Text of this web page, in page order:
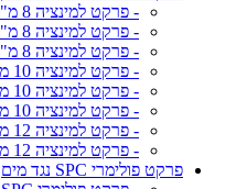
- פרקט למינציה 8 מ"מ חרבות ברזל
- פרקט למינציה 8 מ"מ מלטה איילנד
- פרקט למינציה 8 מ"מ אימפרסיב פלוס
- פרקט למינציה 10 מ"מ אימפרסיב פלוס
- פרקט למינציה 10 מ"מ מג'סטיק קראון
- פרקט למינציה 10 מ"מ שארק אושן 10
- פרקט למינציה 12 מ"מ שארק אושן 12
- פרקט למינציה 12 מ"מ סילבר ווילואו
פרקט פולימרי SPC נגד מים